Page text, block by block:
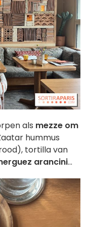
als mezze om
hummus
tortilla van
arancini...